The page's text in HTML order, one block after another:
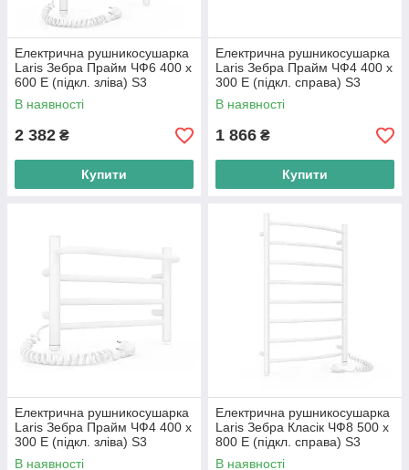
Електрична рушникосушарка
Laris Зебра Прайм ЧФ6 400 х
600 Е (підкл. зліва) S3
В наявності
2 382 ₴
Купити
Електрична рушникосушарка
Laris Зебра Прайм ЧФ4 400 х
300 Е (підкл. справа) S3
В наявності
1 866 ₴
Купити
Електрична рушникосушарка
Laris Зебра Прайм ЧФ4 400 х
300 Е (підкл. зліва) S3
В наявності
Електрична рушникосушарка
Laris Зебра Класік ЧФ8 500 х
800 Е (підкл. справа) S3
В наявності